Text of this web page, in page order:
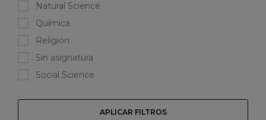
Natural Science
Química
Religión
Sin asignatura
Social Science
APLICAR FILTROS